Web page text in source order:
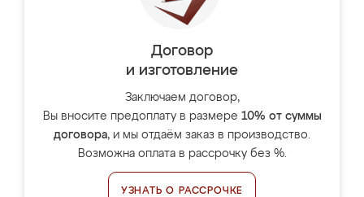
Договор
и изготовление
Заключаем договор,
Вы вносите предоплату в размере 10% от суммы
договора, и мы отдаём заказ в производство.
Возможна оплата в рассрочку без %.
УЗНАТЬ О РАССРОЧКЕ